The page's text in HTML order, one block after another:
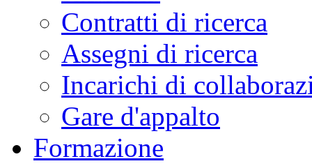
Contratti di ricerca
Assegni di ricerca
Incarichi di
Gare d'appalto
Formazione